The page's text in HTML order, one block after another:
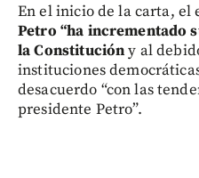
En el inicio de la carta,
Petro “ha incrementado
la Constitucióny al
instituciones
desacuerdo “con las
presidente Petro”.